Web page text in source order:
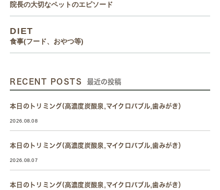
院長の大切なペットのエピソード
DIET
食事(フード、おやつ等)
RECENT POSTS 最近の投稿
本日のトリミング(高濃度炭酸泉,マイクロバブル,歯みがき）
2026.08.08
本日のトリミング(高濃度炭酸泉,マイクロバブル,歯みがき）
2026.08.07
本日のトリミング(高濃度炭酸泉,マイクロバブル,歯みがき）